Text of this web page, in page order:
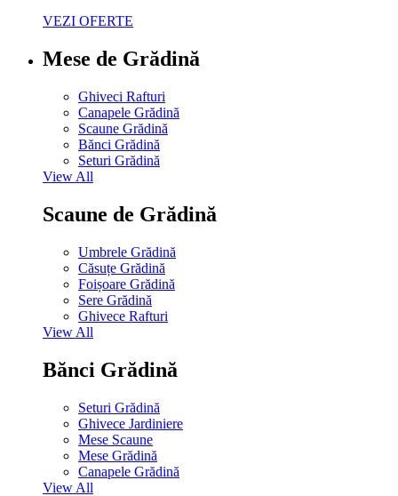
VEZI OFERTE
Mese de Grădină
Ghiveci Rafturi
Canapele Grădină
Scaune Grădină
Bănci Grădină
Seturi Grădină
View All
Scaune de Grădină
Umbrele Grădină
Căsuțe Grădină
Foișoare Grădină
Sere Grădină
Ghivece Rafturi
View All
Bănci Grădină
Seturi Grădină
Ghivece Jardiniere
Mese Scaune
Mese Grădină
Canapele Grădină
View All